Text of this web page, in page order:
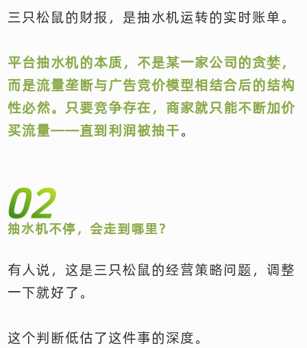
三只松鼠的财报，是抽水机运转的实时账单。
平台抽水机的本质，不是某一家公司的贪婪，
而是流量垄断与广告竞价模型相结合后的结构
性必然。只要竞争存在，商家就只能不断加价
买流量——直到利润被抽干。
抽水机不停，会走到哪里？
有人说，这是三只松鼠的经营策略问题，调整
一下就好了。
这个判断低估了这件事的深度。